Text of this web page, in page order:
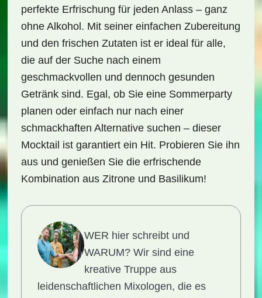
perfekte Erfrischung für jeden Anlass – ganz
ohne Alkohol. Mit seiner einfachen Zubereitung
und den frischen Zutaten ist er ideal für alle,
die auf der Suche nach einem
geschmackvollen und dennoch gesunden
Getränk sind. Egal, ob Sie eine Sommerparty
planen oder einfach nur nach einer
schmackhaften Alternative suchen – dieser
Mocktail ist garantiert ein Hit. Probieren Sie ihn
aus und genießen Sie die erfrischende
Kombination aus Zitrone und Basilikum!
WER hier schreibt und
WARUM?Wir sind eine
kreative Truppe aus
leidenschaftlichen Mixologen, die es